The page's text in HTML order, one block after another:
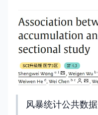
风暴统计公共数